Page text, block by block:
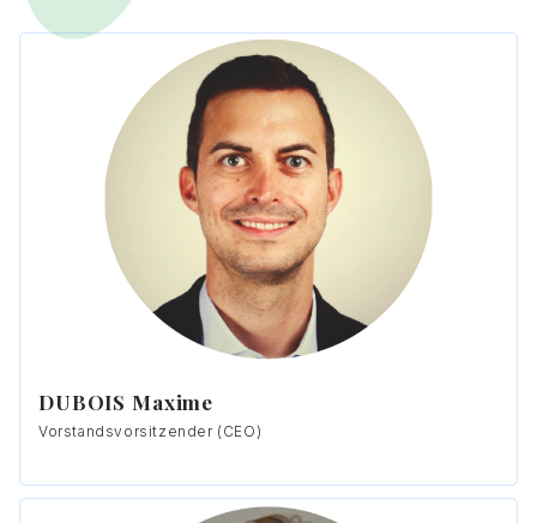
DUBOIS Maxime
Vorstandsvorsitzender (CEO)